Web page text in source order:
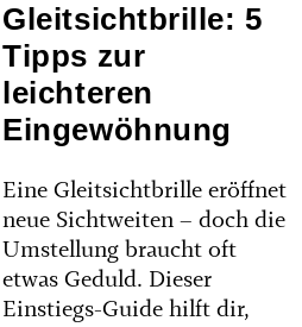
Gleitsichtbrille: 5
Tipps zur
leichteren
Eingewöhnung
Eine Gleitsichtbrille eröffnet
neue Sichtweiten – doch die
Umstellung braucht oft
etwas Geduld. Dieser
Einstiegs-Guide hilft dir,